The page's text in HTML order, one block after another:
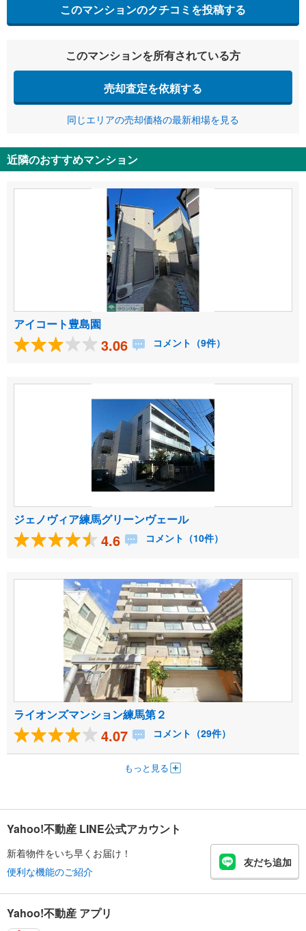
このマンションのクチコミを投稿する
このマンションを所有されている方
売却査定を依頼する
同じエリアの売却価格の最新相場を見る
近隣のおすすめマンション
アイコート豊島園
3.06 コメント（9件）
ジェノヴィア練馬グリーンヴェール
4.6 コメント（10件）
ライオンズマンション練馬第２
4.07 コメント（29件）
もっと見る
Yahoo!不動産 LINE公式アカウント
新着物件をいち早くお届け！
便利な機能のご紹介
友だち追加
Yahoo!不動産 アプリ